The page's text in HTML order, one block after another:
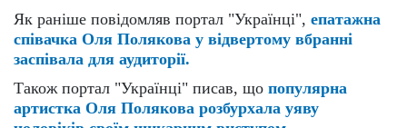
Як раніше повідомляв портал "Українці", епатажна
співачка Оля Полякова у відвертому вбранні
заспівала для аудиторії.
Також портал "Українці" писав, що популярна
артистка Оля Полякова розбурхала уяву